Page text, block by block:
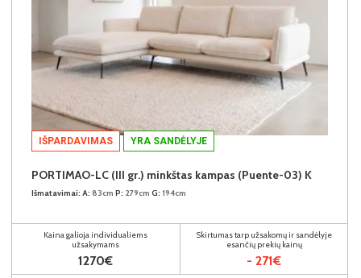
IŠPARDAVIMAS YRA SANDĖLYJE
PORTIMAO-LC (III gr.) minkštas kampas (Puente-03) K
Išmatavimai: A: 83cm P: 279cm G: 194cm
Kaina galioja individualiems
užsakymams
1270€
Skirtumas tarp užsakomų ir sandėlyje
esančių prekių kainų
- 271€